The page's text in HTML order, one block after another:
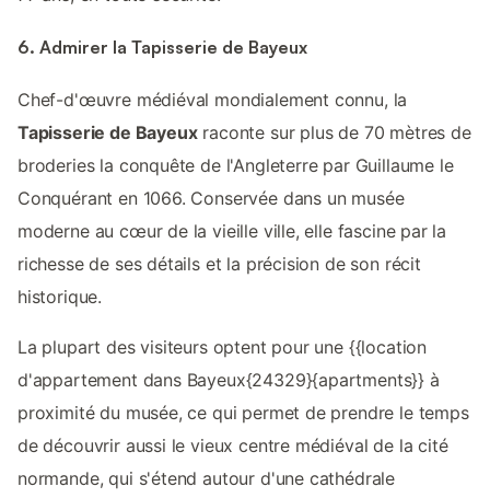
6. Admirer la Tapisserie de Bayeux
Chef-d'œuvre médiéval mondialement connu, la
Tapisserie de Bayeuxraconte sur plus de 70 mètres de
broderies la conquête de l'Angleterre par Guillaume le
Conquérant en 1066. Conservée dans un musée
moderne au cœur de la vieille ville, elle fascine par la
richesse de ses détails et la précision de son récit
historique.
La plupart des visiteurs optent pour une {{location
d'appartement dans Bayeux{24329}{apartments}} à
proximité du musée, ce qui permet de prendre le temps
de découvrir aussi le vieux centre médiéval de la cité
normande, qui s'étend autour d'une cathédrale